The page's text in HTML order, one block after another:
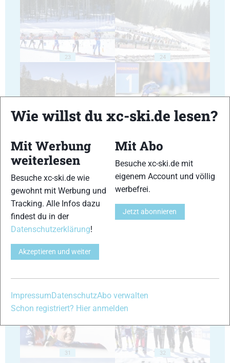
23 24
27 28
29 30
31 32
Wie willst du xc-ski.de lesen?
Mit Werbung
weiterlesen
Besuche xc-ski.de wie
gewohnt mit Werbung und
Tracking. Alle Infos dazu
findest du in der
Datenschutzerklärung!
Akzeptieren und weiter
Mit Abo
Besuche xc-ski.de mit
eigenem Account und völlig
werbefrei.
Jetzt abonnieren
ImpressumDatenschutzAbo verwalten
Schon registriert? Hier anmelden